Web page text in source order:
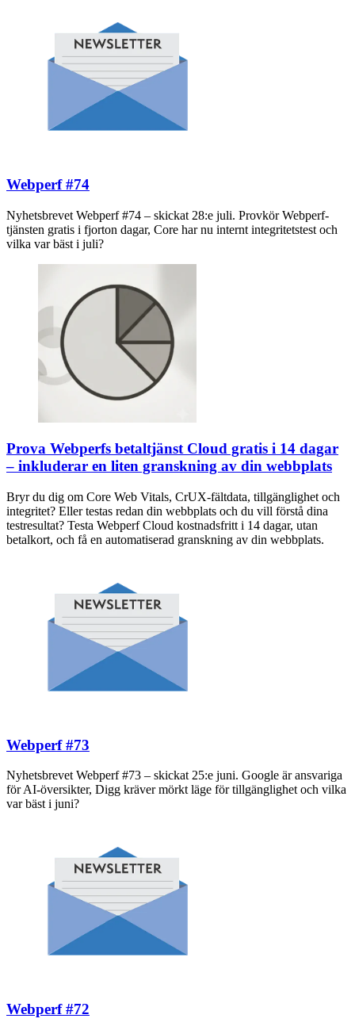
Webperf #74
Nyhetsbrevet Webperf #74 – skickat 28:e juli. Provkör Webperf-
tjänsten gratis i fjorton dagar, Core har nu internt integritetstest och
vilka var bäst i juli?
Prova Webperfs betaltjänst Cloud gratis i 14 dagar
– inkluderar en liten granskning av din webbplats
Bryr du dig om Core Web Vitals, CrUX-fältdata, tillgänglighet och
integritet? Eller testas redan din webbplats och du vill förstå dina
testresultat? Testa Webperf Cloud kostnadsfritt i 14 dagar, utan
betalkort, och få en automatiserad granskning av din webbplats.
Webperf #73
Nyhetsbrevet Webperf #73 – skickat 25:e juni. Google är ansvariga
för AI-översikter, Digg kräver mörkt läge för tillgänglighet och vilka
var bäst i juni?
Webperf #72